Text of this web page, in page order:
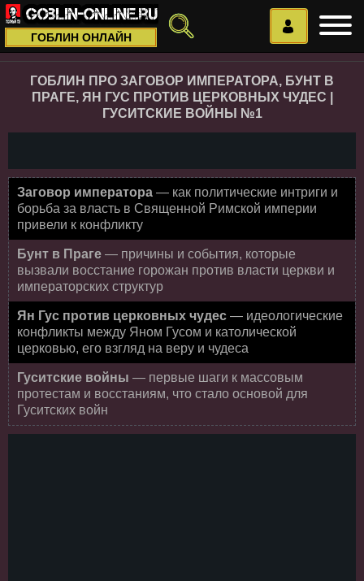
ГОБЛИН ОНЛАЙН
ГОБЛИН ПРО ЗАГОВОР ИМПЕРАТОРА, БУНТ В
ПРАГЕ, ЯН ГУС ПРОТИВ ЦЕРКОВНЫХ ЧУДЕС |
ГУСИТСКИЕ ВОЙНЫ №1
Заговор императора — как политические интриги и
борьба за власть в Священной Римской империи
привели к конфликту
Бунт в Праге — причины и события, которые
вызвали восстание горожан против власти церкви и
императорских структур
Ян Гус против церковных чудес — идеологические
конфликты между Яном Гусом и католической
церковью, его взгляд на веру и чудеса
Гуситские войны — первые шаги к массовым
протестам и восстаниям, что стало основой для
Гуситских войн